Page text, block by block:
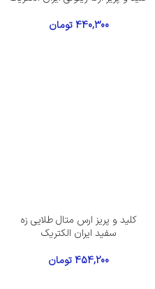
440,300 تومان
کلید و پریز ارس متال طلایی زه
سفید ایران الکتریک
454,200تومان